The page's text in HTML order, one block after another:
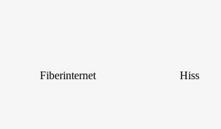
Fiberinternet Hiss